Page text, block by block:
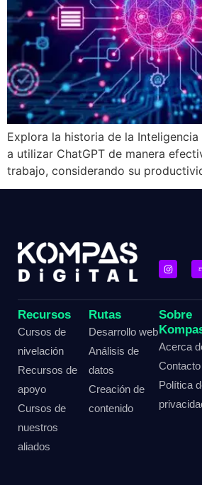
Explora la historia de la
a utilizar ChatGPT de manera
trabajo, considerando su
Recursos
Cursos de
nivelación
Recursos de
apoyo
Cursos de
nuestros
aliados
Rutas
Desarrollo web
Análisis de
datos
Creación de
contenido
Sobre
Acerca
Contacto
Política